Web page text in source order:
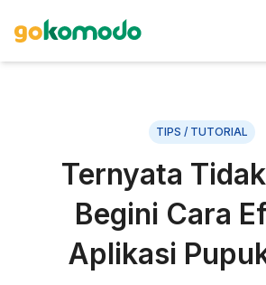
TIPS / TUTORIAL
Ternyata
Begini Cara
Aplikasi